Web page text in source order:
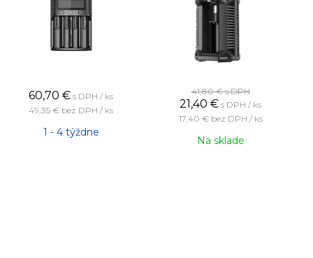
60,70 € s DPH / ks
49,35 € bez DPH / ks
1 - 4 týždne
41,80 €s DPH
21,40 € s DPH / ks
17,40 € bez DPH / ks
Na sklade